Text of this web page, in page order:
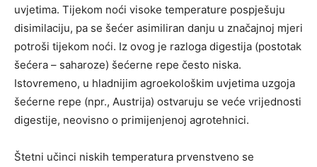
uvjetima. Tijekom noći visoke temperature pospješuju
disimilaciju, pa se šećer asimiliran danju u značajnoj mjeri
potroši tijekom noći. Iz ovog je razloga digestija (postotak
šećera – saharoze) šećerne repe često niska.
Istovremeno, u hladnijim agroekološkim uvjetima uzgoja
šećerne repe (npr., Austrija) ostvaruju se veće vrijednosti
digestije, neovisno o primijenjenoj agrotehnici.
Štetni učinci niskih temperatura prvenstveno se